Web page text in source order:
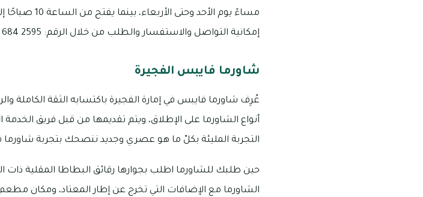
إمكانية التواصل والاستفسار والطلب من خلال الرقم: 2595 684 056
شاورما فايبس الفجيرة
عُرِف شاورما فايبس في إمارة الفجيرة باكتسابه الثقة الكاملة
أنواع الشاورما على الإطلاق، ويتم تقديمها من قبل فريق
التجربة المليئة بكلّ ما هو عصري وجديد ننصحك بتجربة شاورما
حين طلبك للشاورما اطلب بجوارها رقائق البطاطا المقلية ذات
الشاورما مع الإضافات التي تخرج عن إطار المعتاد، ومكان